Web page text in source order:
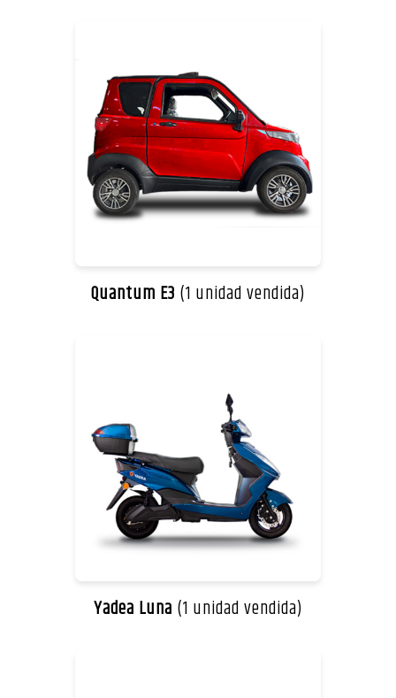
Quantum E3 (1 unidad vendida)
Yadea Luna (1 unidad vendida)